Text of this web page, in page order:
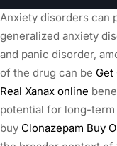
Anxiety disorders can
generalized anxiety
and panic disorder,
of the drug can be Get
Real Xanax online
potential for long-
buy Clonazepam Buy